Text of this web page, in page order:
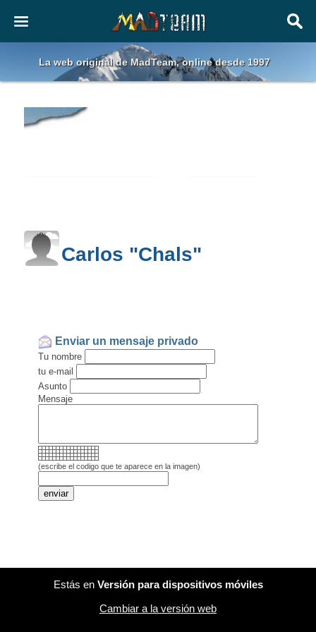
La web original de MadTeam, online desde 1997
Carlos "Chals"
Enviar un mensaje privado
Tu nombre
tu e-mail
Asunto
Mensaje
(escribe el codigo que te aparece en la imagen)
Estás en Versión para dispositivos móviles
Cambiar a la versión web